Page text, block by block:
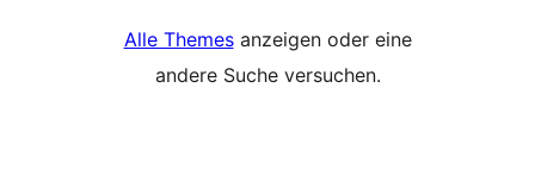
Alle Themesanzeigen oder eine
andere Suche versuchen.